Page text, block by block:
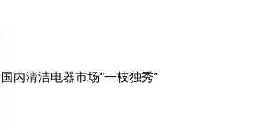
国内清洁电器市场“一枝独秀”